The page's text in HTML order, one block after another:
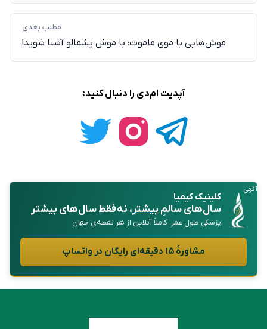
مطلب بعدی
موش‌هایی با موی ماموت: با موش پشمالو آشنا شوید!
آپدیت ام‌دی را دنبال کنید:
آگهی
کلینیک کیمیا
سال‌های سالمِبیشتر، نه فقط سال‌های بیشتر
پزشکی طول عمر، کاملاً آنلاین از هر نقطه‌ی جهان
مشاورهٔ ۱۵ دقیقه‌ای رایگان در واتساپ